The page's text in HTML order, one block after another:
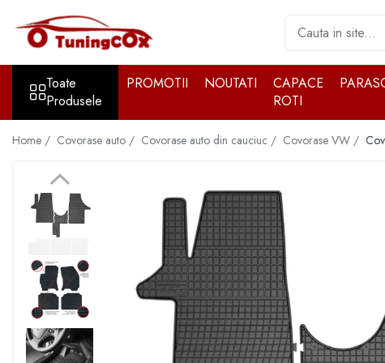
Toate Produsele
Accesorii exterior
Accesorii auto cromate
Accesorii auto inox
Antene auto
Aparatori noroi
Aparatori noroi
Bara spate
Bullbar
Girofare auto
Grile
Oglinzi
Toate
Produsele
PROMOTII NOUTATI
CAPACE
ROTI
Home / Covorase auto / Covorase auto din cauciuc / Covorase VW /